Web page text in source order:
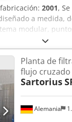
2001,
a medida,
modular,
filtro: 17,
de conexión: 35
una
Alemania
Planta de
flujo cruzado
Sartorius